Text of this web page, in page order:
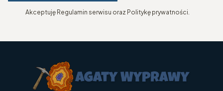
Akceptuję Regulamin serwisu oraz Politykę prywatności.